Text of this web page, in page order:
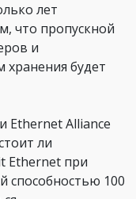
лет
что пропускной
и
хранения будет
Ethernet Alliance
ли
Ethernet при
способностью 100